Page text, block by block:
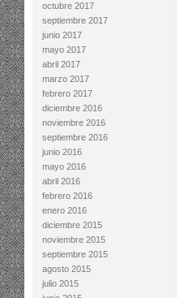
octubre 2017
septiembre 2017
junio 2017
mayo 2017
abril 2017
marzo 2017
febrero 2017
diciembre 2016
noviembre 2016
septiembre 2016
junio 2016
mayo 2016
abril 2016
febrero 2016
enero 2016
diciembre 2015
noviembre 2015
septiembre 2015
agosto 2015
julio 2015